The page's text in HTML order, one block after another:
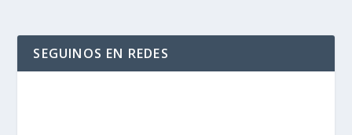
SEGUINOS EN REDES